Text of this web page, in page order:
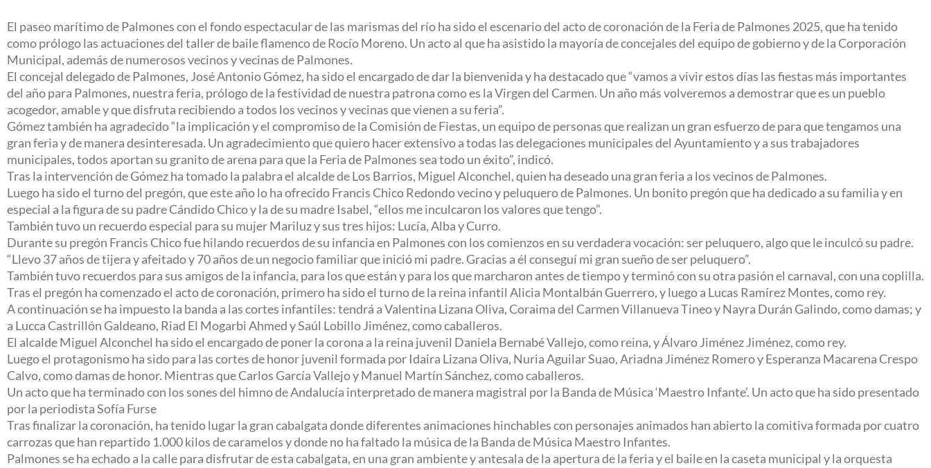
El paseo marítimo de Palmones con el fondo espectacular de las marismas del río ha sido el escenario del acto de coronación de la Feria de Palmones 2025, que ha tenido
como prólogo las actuaciones del taller de baile flamenco de Rocío Moreno. Un acto al que ha asistido la mayoría de concejales del equipo de gobierno y de la Corporación
Municipal, además de numerosos vecinos y vecinas de Palmones.
El concejal delegado de Palmones, José Antonio Gómez, ha sido el encargado de dar la bienvenida y ha destacado que “vamos a vivir estos días las fiestas más importantes
del año para Palmones, nuestra feria, prólogo de la festividad de nuestra patrona como es la Virgen del Carmen. Un año más volveremos a demostrar que es un pueblo
acogedor, amable y que disfruta recibiendo a todos los vecinos y vecinas que vienen a su feria”.
Gómez también ha agradecido “la implicación y el compromiso de la Comisión de Fiestas, un equipo de personas que realizan un gran esfuerzo de para que tengamos una
gran feria y de manera desinteresada. Un agradecimiento que quiero hacer extensivo a todas las delegaciones municipales del Ayuntamiento y a sus trabajadores
municipales, todos aportan su granito de arena para que la Feria de Palmones sea todo un éxito”, indicó.
Tras la intervención de Gómez ha tomado la palabra el alcalde de Los Barrios, Miguel Alconchel, quien ha deseado una gran feria a los vecinos de Palmones.
Luego ha sido el turno del pregón, que este año lo ha ofrecido Francis Chico Redondo vecino y peluquero de Palmones. Un bonito pregón que ha dedicado a su familia y en
especial a la figura de su padre Cándido Chico y la de su madre Isabel, “ellos me inculcaron los valores que tengo”.
También tuvo un recuerdo especial para su mujer Mariluz y sus tres hijos: Lucía, Alba y Curro.
Durante su pregón Francis Chico fue hilando recuerdos de su infancia en Palmones con los comienzos en su verdadera vocación: ser peluquero, algo que le inculcó su padre.
“Llevo 37 años de tijera y afeitado y 70 años de un negocio familiar que inició mi padre. Gracias a él conseguí mi gran sueño de ser peluquero”.
También tuvo recuerdos para sus amigos de la infancia, para los que están y para los que marcharon antes de tiempo y terminó con su otra pasión el carnaval, con una coplilla.
Tras el pregón ha comenzado el acto de coronación, primero ha sido el turno de la reina infantil Alicia Montalbán Guerrero, y luego a Lucas Ramírez Montes, como rey.
A continuación se ha impuesto la banda a las cortes infantiles: tendrá a Valentina Lizana Oliva, Coraima del Carmen Villanueva Tineo y Nayra Durán Galindo, como damas; y
a Lucca Castrillón Galdeano, Riad El Mogarbi Ahmed y Saúl Lobillo Jiménez, como caballeros.
El alcalde Miguel Alconchel ha sido el encargado de poner la corona a la reina juvenil Daniela Bernabé Vallejo, como reina, y Álvaro Jiménez Jiménez, como rey.
Luego el protagonismo ha sido para las cortes de honor juvenil formada por Idaira Lizana Oliva, Nuria Aguilar Suao, Ariadna Jiménez Romero y Esperanza Macarena Crespo
Calvo, como damas de honor. Mientras que Carlos García Vallejo y Manuel Martín Sánchez, como caballeros.
Un acto que ha terminado con los sones del himno de Andalucía interpretado de manera magistral por la Banda de Música ‘Maestro Infante’. Un acto que ha sido presentado
por la periodista Sofía Furse
Tras finalizar la coronación, ha tenido lugar la gran cabalgata donde diferentes animaciones hinchables con personajes animados han abierto la comitiva formada por cuatro
carrozas que han repartido 1.000 kilos de caramelos y donde no ha faltado la música de la Banda de Música Maestro Infantes.
Palmones se ha echado a la calle para disfrutar de esta cabalgata, en una gran ambiente y antesala de la apertura de la feria y el baile en la caseta municipal y la orquesta